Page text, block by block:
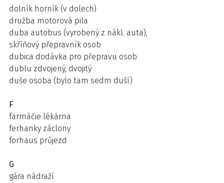
dolník horník (v dolech)
družba motorová pila
duba autobus (vyrobený z nákl. auta),
skříňový přepravník osob
dubica dodávka pro přepravu osob
dublu zdvojený, dvojitý
duše osoba (bylo tam sedm duší)
F
farmáčie lékárna
ferhanky záclony
forhaus průjezd
G
gára nádraží